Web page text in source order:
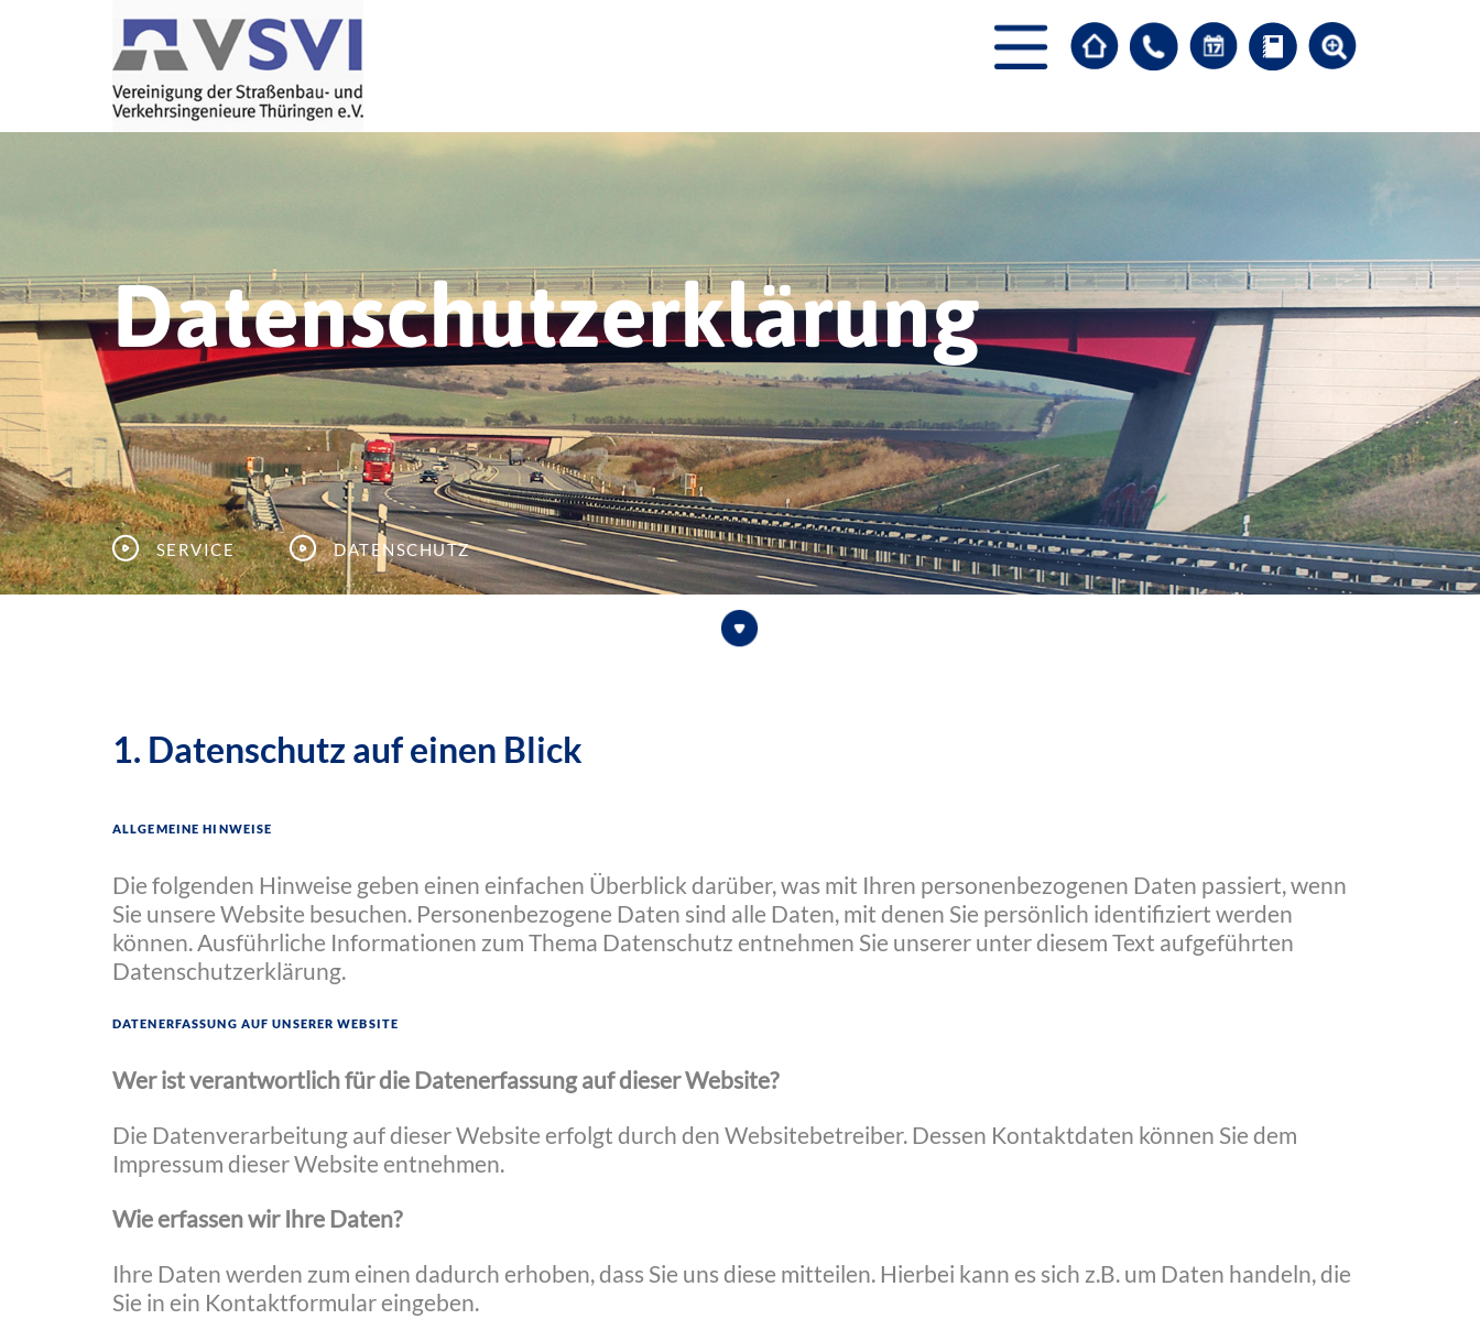
Datenschutzerklärung
Service Datenschutz
1. Datenschutz auf einen Blick
Allgemeine Hinweise
Die folgenden Hinweise geben einen einfachen Überblick darüber, was mit Ihren personenbezogenen Daten passiert, wenn
Sie unsere Website besuchen. Personenbezogene Daten sind alle Daten, mit denen Sie persönlich identifiziert werden
können. Ausführliche Informationen zum Thema Datenschutz entnehmen Sie unserer unter diesem Text aufgeführten
Datenschutzerklärung.
Datenerfassung auf unserer Website
Wer ist verantwortlich für die Datenerfassung auf dieser Website?
Die Datenverarbeitung auf dieser Website erfolgt durch den Websitebetreiber. Dessen Kontaktdaten können Sie dem
Impressum dieser Website entnehmen.
Wie erfassen wir Ihre Daten?
Ihre Daten werden zum einen dadurch erhoben, dass Sie uns diese mitteilen. Hierbei kann es sich z.B. um Daten handeln, die
Sie in ein Kontaktformular eingeben.